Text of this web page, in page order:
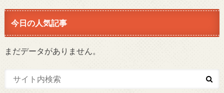
今日の人気記事
まだデータがありません。